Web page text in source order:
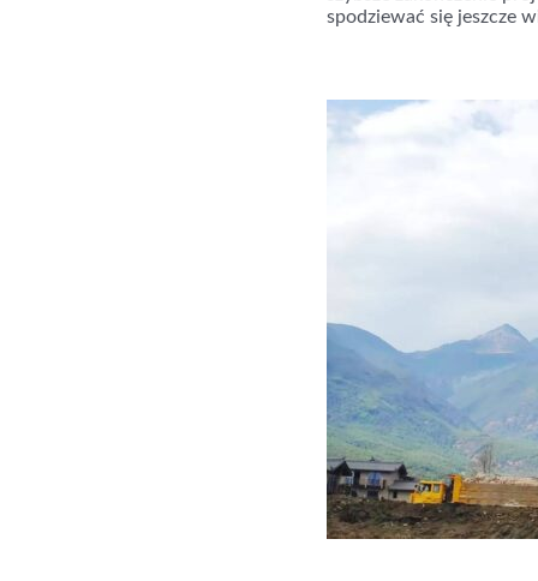
spodziewać się jeszcze